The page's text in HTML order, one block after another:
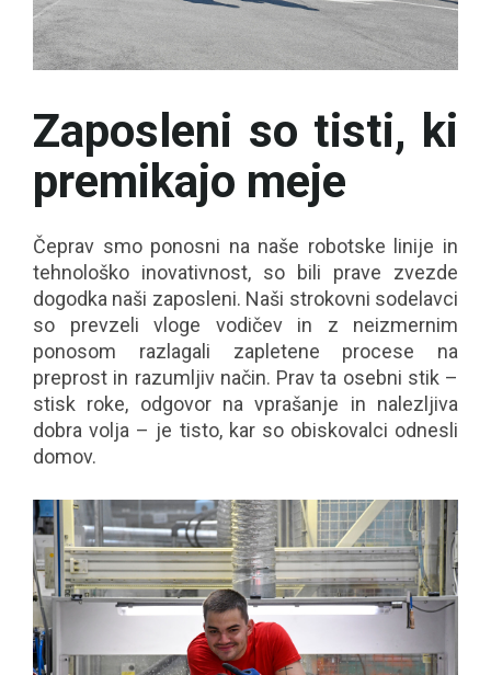
Zaposleni so tisti, ki
premikajo meje
Čeprav smo ponosni na naše robotske linije in
tehnološko inovativnost, so bili prave zvezde
dogodka naši zaposleni. Naši strokovni sodelavci
so prevzeli vloge vodičev in z neizmernim
ponosom razlagali zapletene procese na
preprost in razumljiv način. Prav ta osebni stik –
stisk roke, odgovor na vprašanje in nalezljiva
dobra volja – je tisto, kar so obiskovalci odnesli
domov.